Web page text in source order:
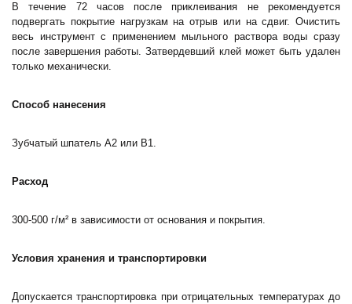
В течение 72 часов после приклеивания не рекомендуется
подвергать покрытие нагрузкам на отрыв или на сдвиг. Очистить
весь инструмент с применением мыльного раствора воды сразу
после завершения работы. Затвердевший клей может быть удален
только механически.
Способ нанесения
Зубчатый шпатель А2 или В1.
Расход
300-500 г/м² в зависимости от основания и покрытия.
Условия хранения и транспортировки
Допускается транспортировка при отрицательных температурах до